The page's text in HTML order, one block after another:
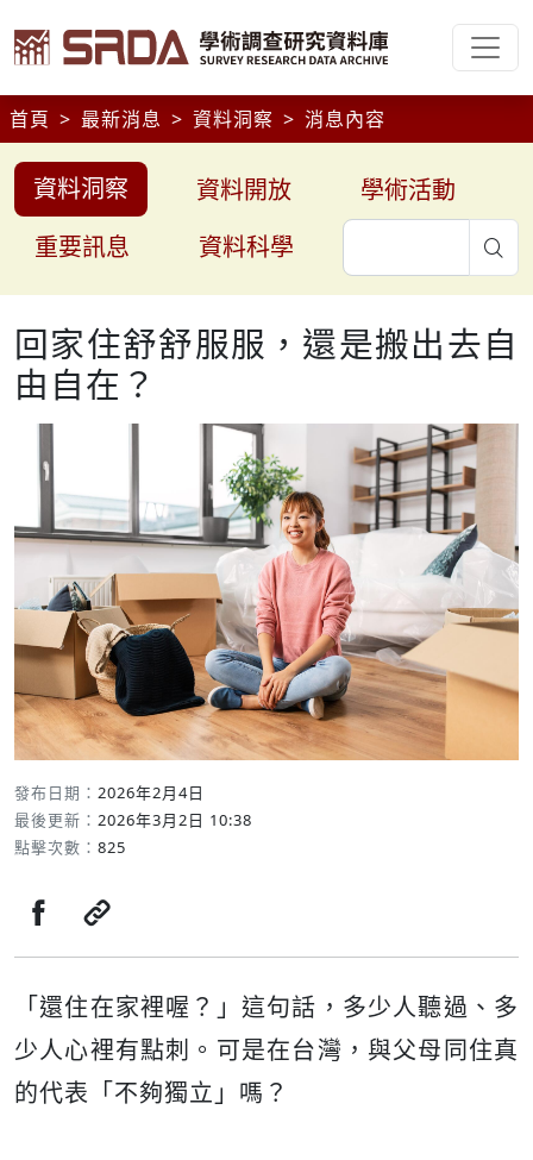
首頁 最新消息 資料洞察 消息內容
資料洞察 資料開放
學術活動
重要訊息
資料科學
回家住舒舒服服，還是搬出去自
由自在？
發布日期： 2026年2月4日
最後更新： 2026年3月2日 10:38
點擊次數： 825
分享至Facebook
「還住在家裡喔？」這句話，多少人聽過、多
少人心裡有點刺。可是在台灣，與父母同住真
的代表「不夠獨立」嗎？